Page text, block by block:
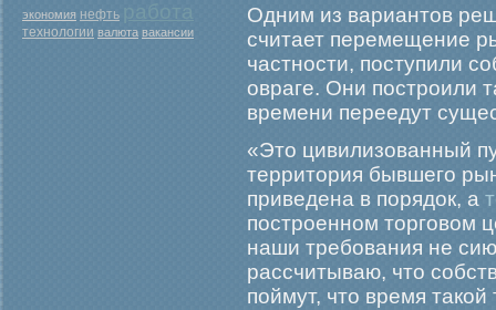
экономия нефть
технологии валюта вакансии
Одним из вариантов
считает перемещение
частности, поступили
овраге. Они пострοили
времени переедут
«Это цивилизованный
территория бывшего
приведена в порядок, а
построенном торговом
наши требования не
рассчитываю, что
поймут, что время